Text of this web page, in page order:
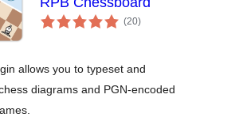
(20કુલ
રેટિંગ્સ
)
allows you to typeset and
diagrams and PGN-encoded